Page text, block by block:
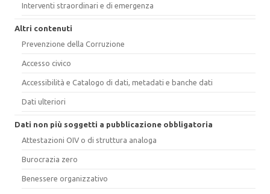
Interventi straordinari e di emergenza
Altri contenuti
Prevenzione della Corruzione
Accesso civico
Accessibilità e Catalogo di dati, metadati e banche dati
Dati ulteriori
Dati non più soggetti a pubblicazione obbligatoria
Attestazioni OIV o di struttura analoga
Burocrazia zero
Benessere organizzativo